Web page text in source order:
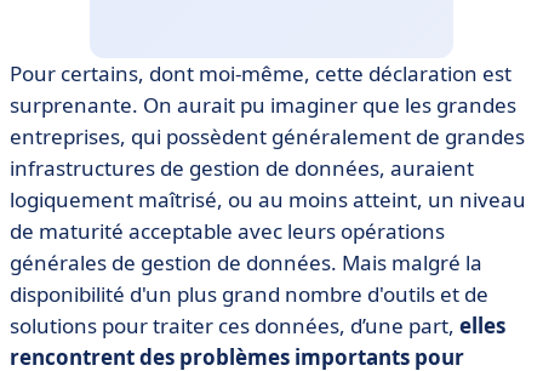
Pour certains, dont moi-même, cette déclaration est
surprenante. On aurait pu imaginer que les grandes
entreprises, qui possèdent généralement de grandes
infrastructures de gestion de données, auraient
logiquement maîtrisé, ou au moins atteint, un niveau
de maturité acceptable avec leurs opérations
générales de gestion de données. Mais malgré la
disponibilité d'un plus grand nombre d'outils et de
solutions pour traiter ces données, d’une part, elles
rencontrent des problèmes importants pour